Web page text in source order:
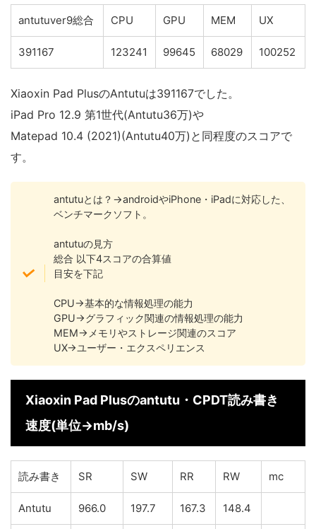
antutuver9総合 CPU GPU MEM UX
391167 123241 99645 68029 100252
Xiaoxin Pad PlusのAntutuは391167でした。
iPad Pro 12.9 第1世代(Antutu36万)や
Matepad 10.4 (2021)(Antutu40万)と同程度のスコアで
す。
antutuとは？→androidやiPhone・iPadに対応した、
ベンチマークソフト。
antutuの見方
総合 以下4スコアの合算値
目安を下記
CPU→基本的な情報処理の能力
GPU→グラフィック関連の情報処理の能力
MEM→メモリやストレージ関連のスコア
UX→ユーザー・エクスペリエンス
Xiaoxin Pad Plusのantutu・CPDT読み書き
速度(単位→mb/s)
読み書き SR SW RR RW mc
Antutu 966.0 197.7 167.3 148.4